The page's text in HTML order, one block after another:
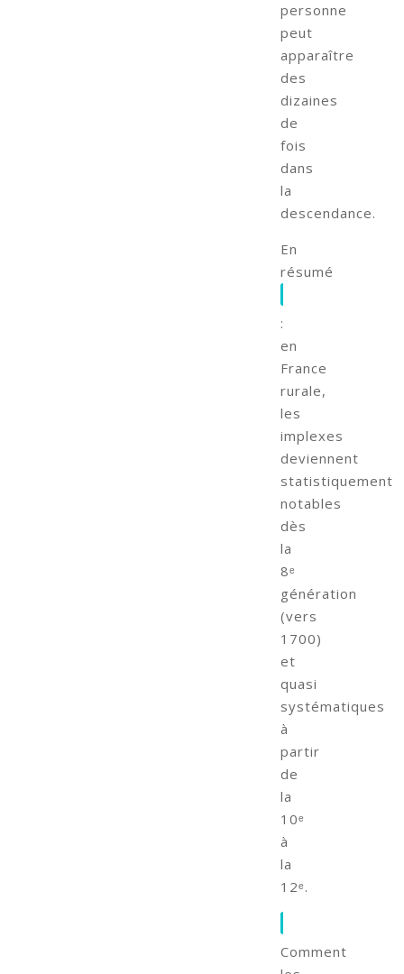
personne
peut
apparaître
des
dizaines
de
fois
dans
la
descendance.
En
résumé
:
en
France
rurale,
les
implexes
deviennent
statistiquement
notables
dès
la
8ᵉ
génération
(vers
1700)
et
quasi
systématiques
à
partir
de
la
10ᵉ
à
la
12ᵉ.
Comment